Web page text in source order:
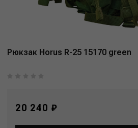
Рюкзак Horus R-25 15170 green
20 240 ₽